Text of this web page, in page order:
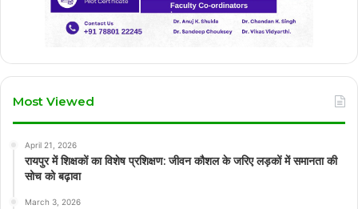
Most Viewed
April 21, 2026
रायपुर में शिक्षकों का विशेष प्रशिक्षण: जीवन कौशल के जरिए लड़कों में समानता की
सोच को बढ़ावा
March 3, 2026